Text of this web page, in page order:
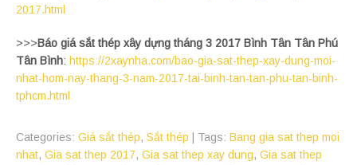
2017.html
>>>Báo giá sắt thép xây dựng tháng 3 2017 Bình Tân Tân Phú
Tân Bình: https://2xaynha.com/bao-gia-sat-thep-xay-dung-moi-
nhat-hom-nay-thang-3-nam-2017-tai-binh-tan-tan-phu-tan-binh-
tphcm.html
Categories: Giá sắt thép, Sắt thép | Tags: Bang gia sat thep moi
nhat, Gia sat thep 2017, Gia sat thep xay dung, Gia sat thep